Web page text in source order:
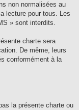
non normalisées au
lecture pour tous. Les
» sont interdits.
charte sera
De même, leurs
conformément à la
la présente charte ou